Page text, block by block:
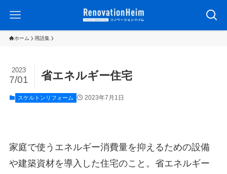
ホーム 用語集
省エネルギー住宅
2023
7/01
スケルトンリフォーム 2023年7月1日
家庭で使うエネルギー消費量を抑えるための設備
や建築資材を導入した住宅のこと。省エネルギー